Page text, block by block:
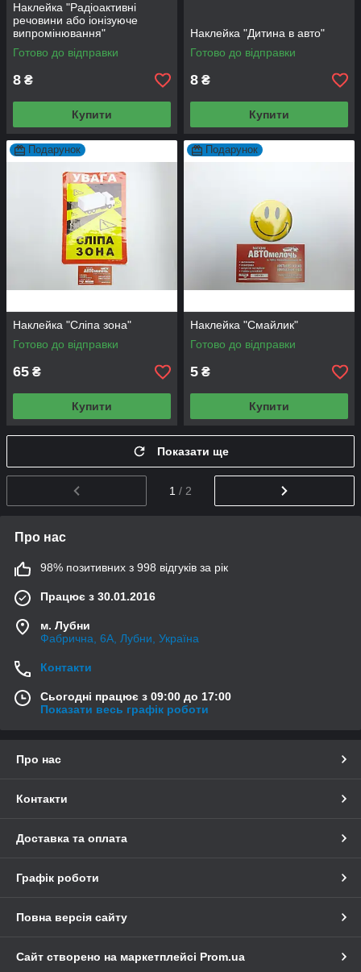
Наклейка "Радіоактивні
речовини або іонізуюче
випромінювання"
Готово до відправки
8 ₴
Купити
Наклейка "Дитина в авто"
Готово до відправки
8 ₴
Купити
Подарунок
Наклейка "Сліпа зона"
Готово до відправки
65 ₴
Купити
Подарунок
Наклейка "Смайлик"
Готово до відправки
5 ₴
Купити
Показати ще
1 / 2
Про нас
98% позитивних з 998 відгуків за рік
Працює з 30.01.2016
м. Лубни
Фабрична, 6А, Лубни, Україна
Контакти
Сьогодні працює з 09:00 до 17:00
Показати весь графік роботи
Про нас
Контакти
Доставка та оплата
Графік роботи
Повна версія сайту
Сайт створено на маркетплейсі Prom.ua